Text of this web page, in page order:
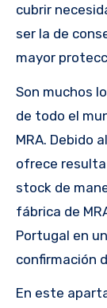
cubrir
ser la de
mayor
Son muchos
de todo el
MRA. Debido
ofrece
stock de
fábrica de
Portugal en
confirmación
En este